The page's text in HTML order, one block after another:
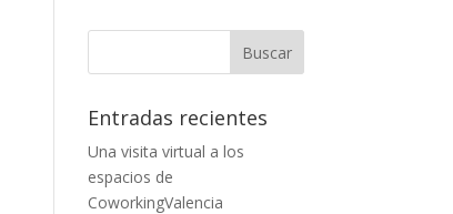
Entradas recientes
Una visita virtual a los
espacios de
CoworkingValencia